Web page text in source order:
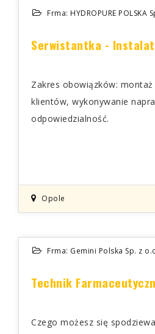
Frma: HYDROPURE POLSKA
Zakres obowiązków:
klientów, wykonywanie
odpowiedzialność.
Opole
Frma: Gemini Polska Sp. z
Technik
Czego możesz się